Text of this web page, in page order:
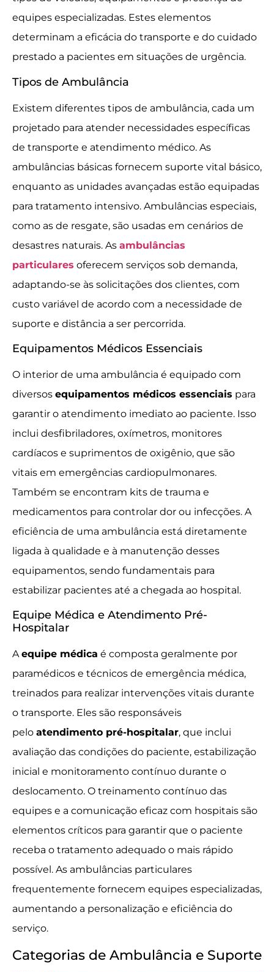
equipes especializadas. Estes elementos
determinam a eficácia do transporte e do cuidado
prestado a pacientes em situações de urgência.
Tipos de Ambulância
Existem diferentes tipos de ambulância, cada um
projetado para atender necessidades específicas
de transporte e atendimento médico. As
ambulâncias básicas fornecem suporte vital básico,
enquanto as unidades avançadas estão equipadas
para tratamento intensivo. Ambulâncias especiais,
como as de resgate, são usadas em cenários de
desastres naturais. As ambulâncias
particulares oferecem serviços sob demanda,
adaptando-se às solicitações dos clientes, com
custo variável de acordo com a necessidade de
suporte e distância a ser percorrida.
Equipamentos Médicos Essenciais
O interior de uma ambulância é equipado com
diversos equipamentos médicos essenciais para
garantir o atendimento imediato ao paciente. Isso
inclui desfibriladores, oxímetros, monitores
cardíacos e suprimentos de oxigênio, que são
vitais em emergências cardiopulmonares.
Também se encontram kits de trauma e
medicamentos para controlar dor ou infecções. A
eficiência de uma ambulância está diretamente
ligada à qualidade e à manutenção desses
equipamentos, sendo fundamentais para
estabilizar pacientes até a chegada ao hospital.
Equipe Médica e Atendimento Pré-
Hospitalar
Aequipe médica é composta geralmente por
paramédicos e técnicos de emergência médica,
treinados para realizar intervenções vitais durante
o transporte. Eles são responsáveis
pelo atendimento pré-hospitalar, que inclui
avaliação das condições do paciente, estabilização
inicial e monitoramento contínuo durante o
deslocamento. O treinamento contínuo das
equipes e a comunicação eficaz com hospitais são
elementos críticos para garantir que o paciente
receba o tratamento adequado o mais rápido
possível. As ambulâncias particulares
frequentemente fornecem equipes especializadas,
aumentando a personalização e eficiência do
serviço.
Categorias de Ambulância e Suporte